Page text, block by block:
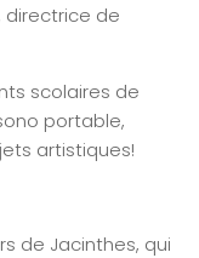
directrice de
scolaires de
portable,
artistiques!
de Jacinthes, qui